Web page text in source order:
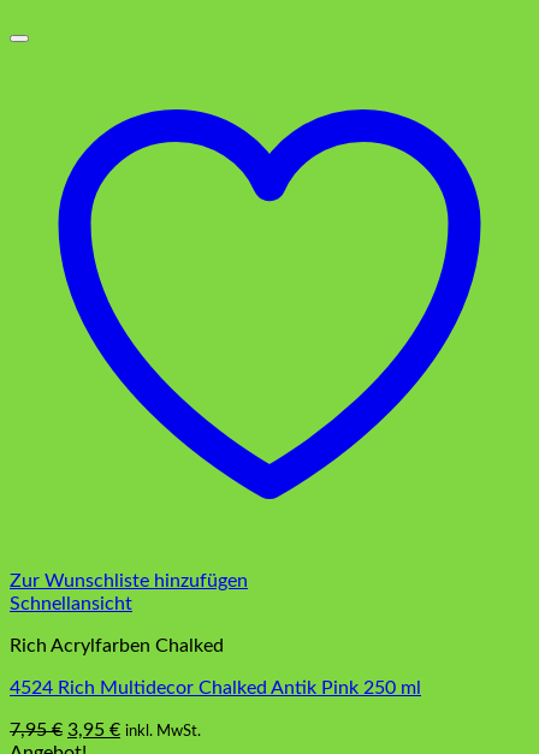
Zur Wunschliste hinzufügen
Schnellansicht
Rich Acrylfarben Chalked
4524 Rich Multidecor Chalked Antik Pink 250 ml
7,95€ Ursprünglicher
3,95 €Aktueller
inkl. MwSt.